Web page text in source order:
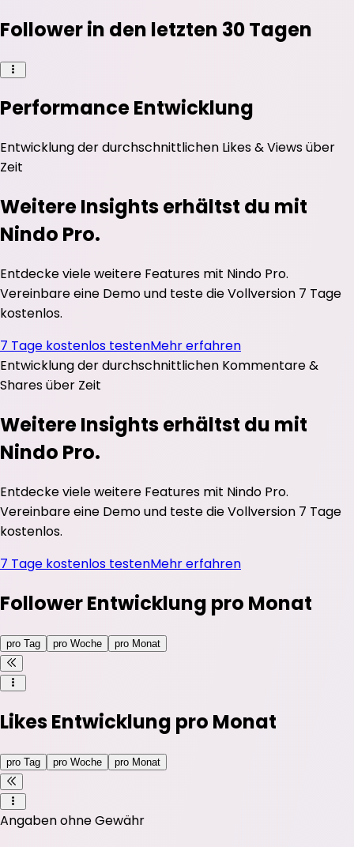
Follower in den letzten 30 Tagen
Performance Entwicklung
Entwicklung der durchschnittlichen Likes&Viewsüber
Zeit
Weitere Insights erhältst du mit
Nindo Pro.
Entdecke viele weitere Features mit Nindo Pro.
Vereinbare eine Demo und teste die Vollversion 7 Tage
kostenlos.
7 Tage kostenlos testenMehr erfahren
Entwicklung der durchschnittlichen Kommentare&
Sharesüber Zeit
Weitere Insights erhältst du mit
Nindo Pro.
Entdecke viele weitere Features mit Nindo Pro.
Vereinbare eine Demo und teste die Vollversion 7 Tage
kostenlos.
7 Tage kostenlos testenMehr erfahren
Follower Entwicklung pro Monat
pro Tag pro Woche pro Monat
Likes Entwicklung pro Monat
pro Tag pro Woche pro Monat
Angaben ohne Gewähr